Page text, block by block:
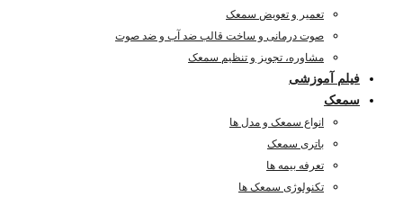
تعمیر و تعویض سمعک
صوت درمانی و ساخت قالب ضد آب و ضد صوت
مشاوره، تجویز و تنظیم سمعک
فیلم آموزشی
سمعک
انواع سمعک و مدل ها
باتری سمعک
تعرفه بیمه ها
تکنولوژی سمعک ها